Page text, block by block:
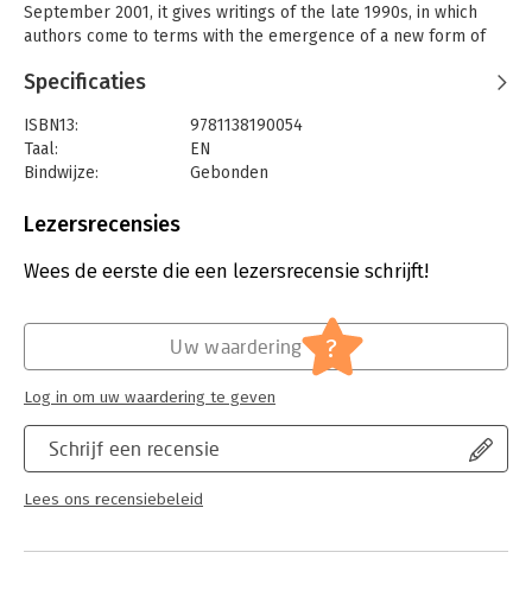
September 2001, it gives writings of the late 1990s, in which
authors come to terms with the emergence of a new form of
after 9/11 show the search for context and meaning that
development of the ‘war on terror’, and the various mutations
of jihadi movements that continue to dominate headlines today.
Specificaties
ISBN13:
9781138190054
Taal:
EN
Bindwijze:
Gebonden
Uitgever:
Lezersrecensies
Wees de eerste die een lezersrecensie schrijft!
Schrijf een recensie
Lees ons recensiebeleid
Uw waardering ?
Log in om uw waardering te geven